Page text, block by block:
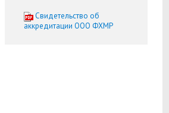
Cвидетельство об
аккредитации ООО ФХМР